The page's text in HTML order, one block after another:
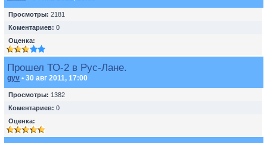
Просмотры: 2181
Коментариев: 0
Оценка:
Прошел ТО-2 в Рус-Лане.
gyv • 30 авг 2011, 17:00
Просмотры: 1382
Коментариев: 0
Оценка: